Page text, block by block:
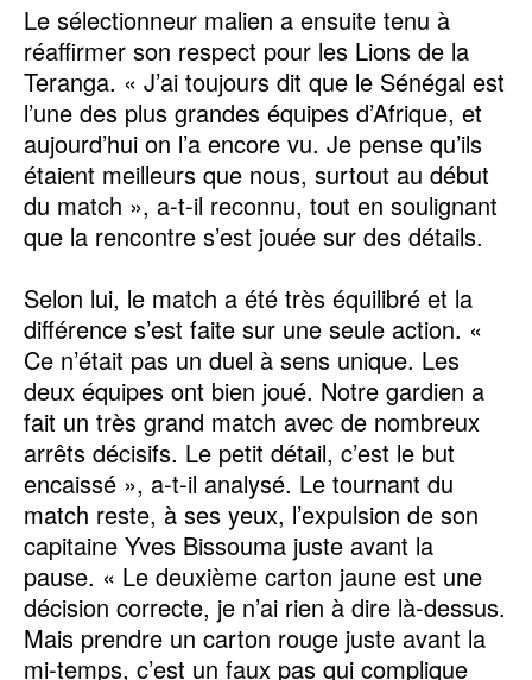
Le sélectionneur malien a ensuite tenu à
réaffirmer son respect pour les Lions de la
Teranga. « J’ai toujours dit que le Sénégal est
l’une des plus grandes équipes d’Afrique, et
aujourd’hui on l’a encore vu. Je pense qu’ils
étaient meilleurs que nous, surtout au début
du match », a-t-il reconnu, tout en soulignant
que la rencontre s’est jouée sur des détails.
Selon lui, le match a été très équilibré et la
différence s’est faite sur une seule action. «
Ce n’était pas un duel à sens unique. Les
deux équipes ont bien joué. Notre gardien a
fait un très grand match avec de nombreux
arrêts décisifs. Le petit détail, c’est le but
encaissé », a-t-il analysé. Le tournant du
match reste, à ses yeux, l’expulsion de son
capitaine Yves Bissouma juste avant la
pause. « Le deuxième carton jaune est une
décision correcte, je n’ai rien à dire là-dessus.
Mais prendre un carton rouge juste avant la
mi-temps, c’est un faux pas qui complique